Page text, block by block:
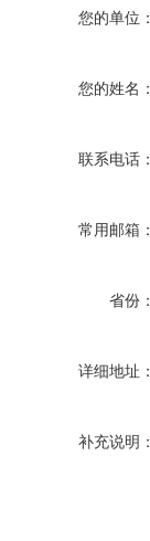
您的单位：
您的姓名：
联系电话：
常用邮箱：
省份：
详细地址：
补充说明：